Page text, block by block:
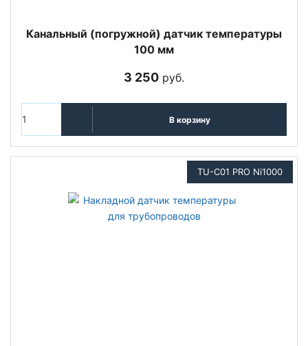
Канальный (погружной) датчик температуры
100 мм
3 250 руб.
В корзину
TU-C01 PRO Ni1000